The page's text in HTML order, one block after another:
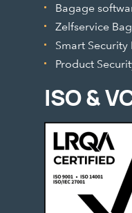
Bagage
Zelfservice
Smart Security
Product
ISO &